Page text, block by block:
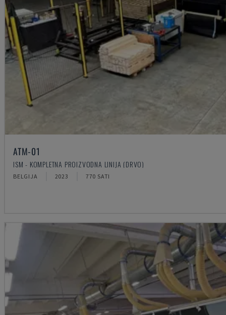
ATM-01
ISM - KOMPLETNA PROIZVODNA LINIJA (DRVO)
BELGIJA 2023 770 SATI